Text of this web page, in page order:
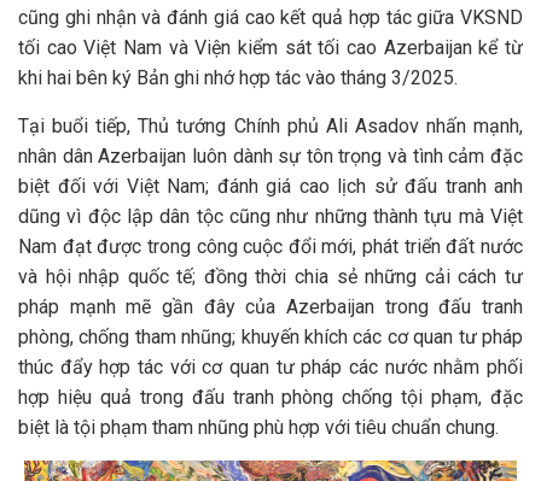
cũng ghi nhận và đánh giá cao kết quả hợp tác giữa VKSND
tối cao Việt Nam và Viện kiểm sát tối cao Azerbaijan kể từ
khi hai bên ký Bản ghi nhớ hợp tác vào tháng 3/2025.
Tại buổi tiếp, Thủ tướng Chính phủ Ali Asadov nhấn mạnh,
nhân dân Azerbaijan luôn dành sự tôn trọng và tình cảm đặc
biệt đối với Việt Nam; đánh giá cao lịch sử đấu tranh anh
dũng vì độc lập dân tộc cũng như những thành tựu mà Việt
Nam đạt được trong công cuộc đổi mới, phát triển đất nước
và hội nhập quốc tế; đồng thời chia sẻ những cải cách tư
pháp mạnh mẽ gần đây của Azerbaijan trong đấu tranh
phòng, chống tham nhũng; khuyến khích các cơ quan tư pháp
thúc đẩy hợp tác với cơ quan tư pháp các nước nhằm phối
hợp hiệu quả trong đấu tranh phòng chống tội phạm, đặc
biệt là tội phạm tham nhũng phù hợp với tiêu chuẩn chung.